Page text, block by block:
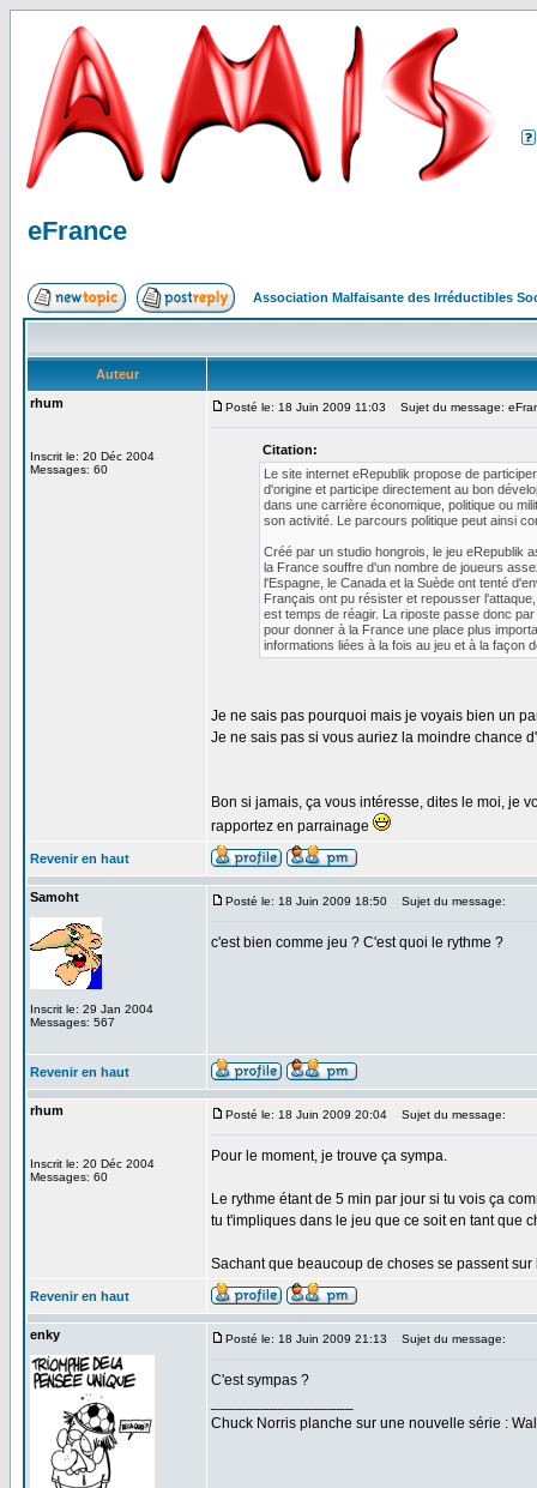
eFrance
Association Malfaisante des Irréductibles
Auteur
rhum
Inscrit le: 20 Déc 2004
Messages: 60
Posté le: 18 Juin 2009 11:03 Sujet du message:
Citation:
Le site internet eRepublik propose de
d'origine et participe directement au bon
dans une carrière économique, politique ou
son activité. Le parcours politique peut ainsi
Créé par un studio hongrois, le jeu eRepublik
la France souffre d'un nombre de joueurs
l'Espagne, le Canada et la Suède ont tenté
Français ont pu résister et repousser
est temps de réagir. La riposte passe donc
pour donner à la France une place plus
informations liées à la fois au jeu et à la façon
Je ne sais pas pourquoi mais je voyais bien un
Je ne sais pas si vous auriez la moindre chance
Bon si jamais, ça vous intéresse, dites le moi, je
rapportez en parrainage
Revenir en haut
Samoht
Inscrit le: 29 Jan 2004
Messages: 567
Posté le: 18 Juin 2009 18:50 Sujet du message:
c'est bien comme jeu ? C'est quoi le rythme ?
Revenir en haut
rhum
Inscrit le: 20 Déc 2004
Messages: 60
Posté le: 18 Juin 2009 20:04 Sujet du message:
Pour le moment, je trouve ça sympa.
Le rythme étant de 5 min par jour si tu vois ça
tu t'impliques dans le jeu que ce soit en tant que
Sachant que beaucoup de choses se passent sur
Revenir en haut
enky Posté le: 18 Juin 2009 21:13 Sujet du message:
C'est sympas ?
Chuck Norris planche sur une nouvelle série :